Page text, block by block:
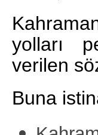
yolları
verilen
Buna